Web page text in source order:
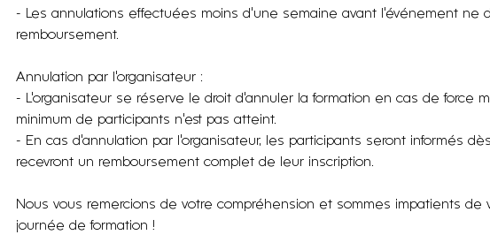
- Les annulations effectuées moins d'une semaine avant l'événement ne
remboursement.
Annulation par l'organisateur :
- L'organisateur se réserve le droit d'annuler la formation en cas de force
minimum de participants n'est pas atteint.
- En cas d'annulation par l'organisateur, les participants seront informés
recevront un remboursement complet de leur inscription.
Nous vous remercions de votre compréhension et sommes impatients de
journée de formation !